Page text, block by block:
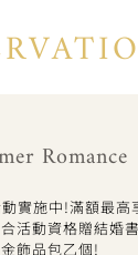
Romance
實施中!滿額最高
活動資格贈結婚
飾品包乙個!